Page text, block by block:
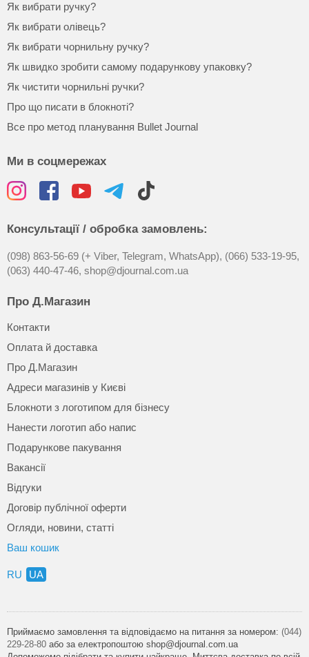
Як вибрати ручку?
Як вибрати олівець?
Як вибрати чорнильну ручку?
Як швидко зробити самому подарункову упаковку?
Як чистити чорнильні ручки?
Про що писати в блокноті?
Все про метод планування Bullet Journal
Ми в соцмережах
Консультації / обробка замовлень:
(098) 863-56-69 (+ Viber, Telegram, WhatsApp), (066) 533-19-95,
(063) 440-47-46, shop@djournal.com.ua
Про Д.Магазин
Контакти
Оплата й доставка
Про Д.Магазин
Адреси магазинів у Києві
Блокноти з логотипом для бізнесу
Нанести логотип або напис
Подарункове пакування
Вакансії
Відгуки
Договір публічної оферти
Огляди, новини, статті
Ваш кошик
RU UA
Приймаємо замовлення та відповідаємо на питання за номером: (044)
229-28-80 або за електропоштою shop@djournal.com.ua